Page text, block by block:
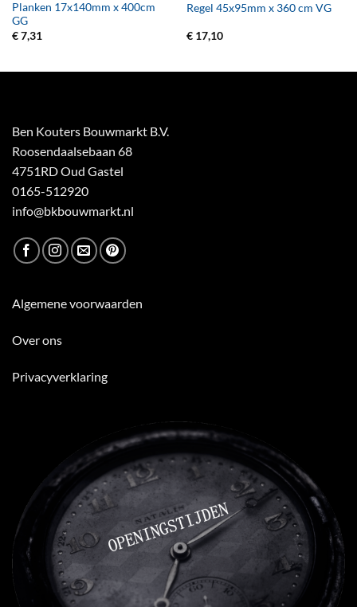
Planken 17x140mm x 400cm
GG
€7,31
Regel 45x95mm x 360 cm VG
€17,10
Ben Kouters Bouwmarkt B.V.
Roosendaalsebaan 68
4751RD Oud Gastel
0165-512920
info@bkbouwmarkt.nl
Algemene voorwaarden
Over ons
Privacyverklaring